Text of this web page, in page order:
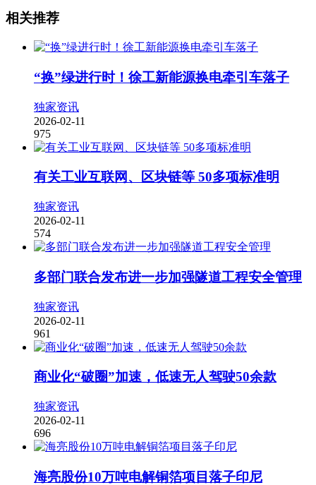
相关推荐
“换”绿进行时！徐工新能源换电牵引车落子
独家资讯
2026-02-11
975
有关工业互联网、区块链等 50多项标准明
独家资讯
2026-02-11
574
多部门联合发布进一步加强隧道工程安全管理
独家资讯
2026-02-11
961
商业化“破圈”加速，低速无人驾驶50余款
独家资讯
2026-02-11
696
海亮股份10万吨电解铜箔项目落子印尼